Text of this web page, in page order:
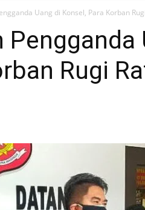
Uang di Konsel, Para Korban
Rugi